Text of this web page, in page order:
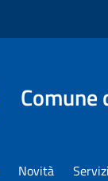
Comune
Novità Servizi